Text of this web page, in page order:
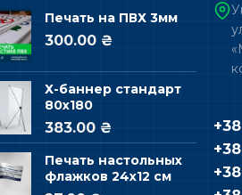
Печать на ПВХ 3мм
300.00 ₴
Х-баннер стандарт
80х180
383.00 ₴
Печать настольных
флажков 24х12 см